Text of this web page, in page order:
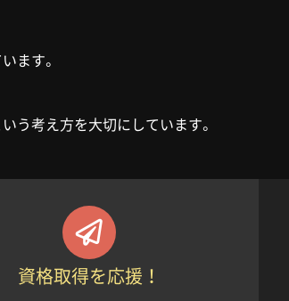
ます。
う考え方を大切にしています。
資格取得を応援！